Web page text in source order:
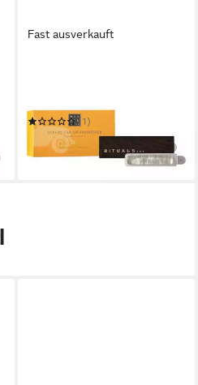
Fast ausverkauft
(1)
33,75 €
(16,88 €/ 1 Stk)
in 4-5 Werktagen bei dir